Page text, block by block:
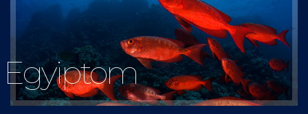
Egyiptom